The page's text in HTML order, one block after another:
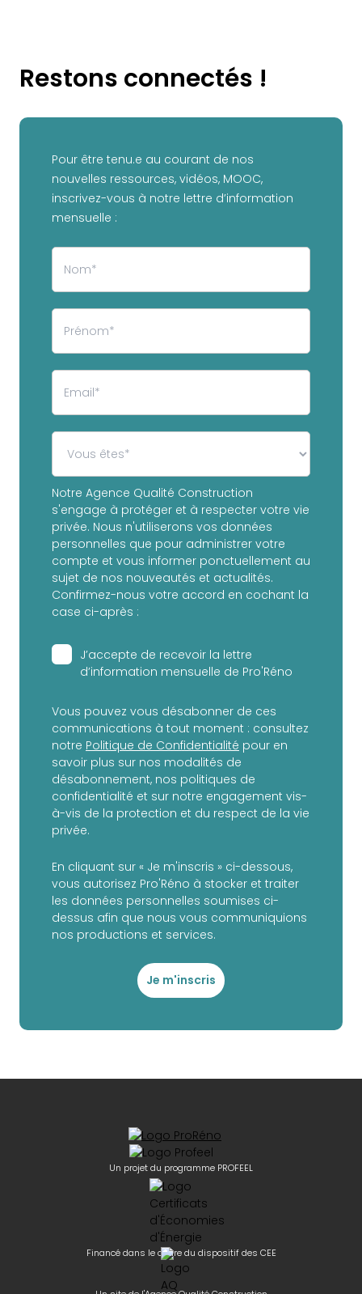
Restons connectés !
Pour être tenu.e au courant de nos
nouvelles ressources, vidéos, MOOC,
inscrivez-vous à notre lettre d’information
mensuelle :
Notre Agence Qualité Construction
s'engage à protéger et à respecter votre vie
privée. Nous n'utiliserons vos données
personnelles que pour administrer votre
compte et vous informer ponctuellement au
sujet de nos nouveautés et actualités.
Confirmez-nous votre accord en cochant la
case ci-après :
J’accepte de recevoir la lettre
d’information mensuelle de Pro'Réno
Vous pouvez vous désabonner de ces
communications à tout moment : consultez
notre Politique de Confidentialité pour en
savoir plus sur nos modalités de
désabonnement, nos politiques de
confidentialité et sur notre engagement vis-
à-vis de la protection et du respect de la vie
privée.
En cliquant sur « Je m'inscris » ci-dessous,
vous autorisez Pro'Réno à stocker et traiter
les données personnelles soumises ci-
dessus afin que nous vous communiquions
nos productions et services.
Je m'inscris
Un projet du programme PROFEEL
Financé dans le cadre du dispositif des CEE